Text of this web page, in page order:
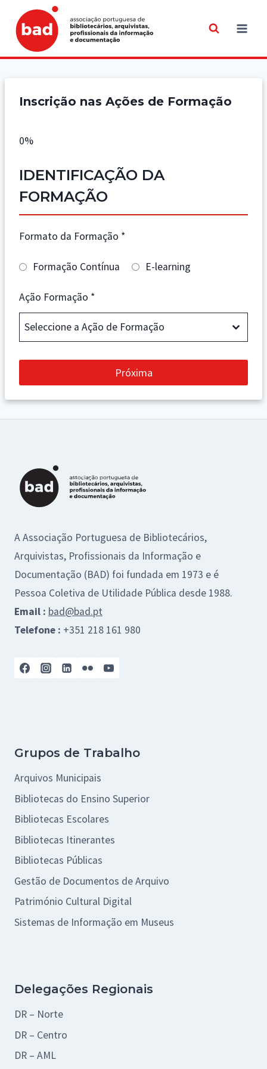
content
Inscrição nas Ações de Formação
0%
IDENTIFICAÇÃO DA
FORMAÇÃO
Formato da Formação *
Formação Contínua E-learning
Ação Formação *
Seleccione a Ação de Formação
Próxima
A Associação Portuguesa de Bibliotecários,
Arquivistas, Profissionais da Informação e
Documentação (BAD) foi fundada em 1973 e é
Pessoa Coletiva de Utilidade Pública desde 1988.
Email : bad@bad.pt
Telefone : +351 218 161 980
Grupos de Trabalho
Arquivos Municipais
Bibliotecas do Ensino Superior
Bibliotecas Escolares
Bibliotecas Itinerantes
Bibliotecas Públicas
Gestão de Documentos de Arquivo
Património Cultural Digital
Sistemas de Informação em Museus
Delegações Regionais
DR – Norte
DR – Centro
DR – AML